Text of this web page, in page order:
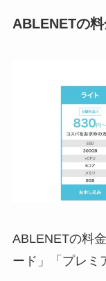
ABLENETの
ABLENETの料
ード」「プレミ